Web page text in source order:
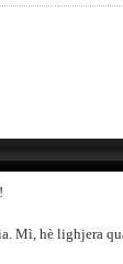
Mì, hè lighjera